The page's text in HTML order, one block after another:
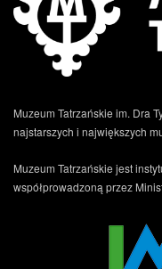
Muzeum Tatrzańskie im. Dra
najstarszych i największych
Muzeum Tatrzańskie jest
współprowadzoną przez